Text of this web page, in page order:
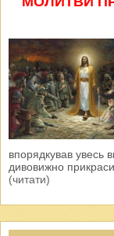
впорядкував увесь
дивовижно
(читати)